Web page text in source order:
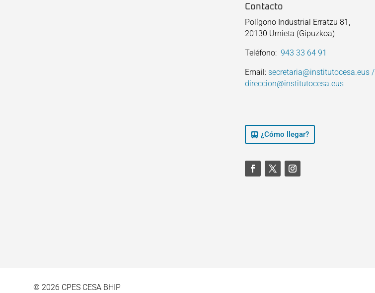
Contacto
Polígono Industrial Erratzu 81,
20130 Urnieta (Gipuzkoa)
Teléfono: 943 33 64 91
Email: secretaria@institutocesa.eus /
direccion@institutocesa.eus
¿Cómo llegar?
© 2026 CPES CESA BHIP